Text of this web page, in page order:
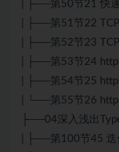
| ├──第50节21 快
| ├──第51节22
| ├──第52节23
| ├──第53节24
| ├──第54节25
| └──第55节26
├──04深入浅出
| ├──第100节45